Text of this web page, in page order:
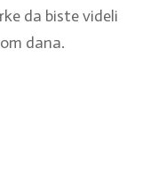
da biste videli
dana.